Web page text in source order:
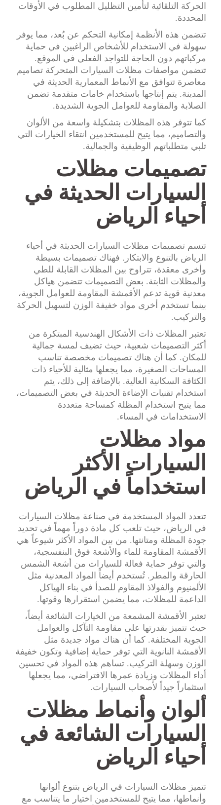
الحركة التلقائية لتأمين التظليل المطلوب في الأوقات
المحددة.
تتضمن هذه الأنظمة إمكانية التحكم عن بُعد، مما يوفر
سهولة في الاستخدام للأشخاص الراغبين في حماية
مركباتهم دون الحاجة للتواجد الفعلي في الموقع.
تتضمن مواصفات مظلات السيارات المتحركة تصاميم
معاصرة تتوافق مع الأنماط المعمارية الحديثة في
المدينة. يتم إنتاجها باستخدام خامات متقدمة تضمن
الصلابة والمقاومة للعوامل الجوية الشديدة.
كما تتوفر هذه المظلات بتشكيلة واسعة من الألوان
والتصاميم، مما يتيح للمستخدمين انتقاء الخيارات التي
تلبي متطلباتهم الوظيفية والجمالية.
تصميمات مظلات
السيارات الحديثة في
أحياء الرياض
تتسم تصميمات مظلات السيارات الحديثة في أحياء
الرياض بالتنوع والابتكار. فهناك تصميمات بسيطة
وأخرى معقدة، تتراوح بين المظلات القابلة للطي
والمظلات الثابتة. بعض التصميمات تتضمن هياكل
معدنية قوية تدعم الأقمشة المقاومة للعوامل الجوية،
بينما تستخدم أخرى مواد خفيفة الوزن لتسهيل الحركة
والتركيب.
تعتبر المظلات ذات الأشكال الهندسية المبتكرة من
أكثر التصميمات شعبية، حيث تضيف لمسة جمالية
للمكان. كما أن هناك تصميمات مخصصة تناسب
المساحات الصغيرة، مما يجعلها مثالية للأحياء ذات
الكثافة السكانية العالية. بالإضافة إلى ذلك، يتم
استخدام تقنيات الإضاءة الحديثة في بعض التصميمات،
مما يتيح استخدام المظلة كمساحة متعددة
الاستخدامات في المساء.
مواد مظلات
السيارات الأكثر
استخداماً في الرياض
تتعدد المواد المستخدمة في صناعة مظلات السيارات
في الرياض، حيث تلعب كل مادة دوراً مهماً في تحديد
جودة المظلة ومتانتها. من بين المواد الأكثر شيوعاً هي
الأقمشة المقاومة للماء والأشعة فوق البنفسجية،
والتي توفر حماية فعالة للسيارات من أشعة الشمس
الحارقة والمطر. تُستخدم أيضاً المواد المعدنية مثل
الألمنيوم والفولاذ المقاوم للصدأ في بناء الهياكل
الداعمة للمظلات، مما يضمن استقرارها وقوتها.
تعتبر الأقمشة المشمعة من الخيارات الشائعة أيضاً،
حيث تتميز بقدرتها على مقاومة التآكل والعوامل
الجوية المختلفة. كما أن هناك مواد جديدة مثل
الأقمشة النانوية التي توفر حماية إضافية وتكون خفيفة
الوزن وسهلة التركيب. تساهم هذه المواد في تحسين
أداء المظلات وزيادة عمرها الافتراضي، مما يجعلها
استثماراً جيداً لأصحاب السيارات.
ألوان وأنماط مظلات
السيارات الشائعة في
أحياء الرياض
تتميز مظلات السيارات في الرياض بتنوع ألوانها
وأنماطها، مما يتيح للمستخدمين اختيار ما يتناسب مع